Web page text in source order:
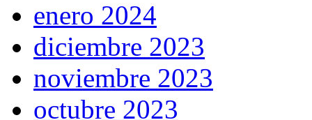
enero 2024
diciembre 2023
noviembre 2023
octubre 2023